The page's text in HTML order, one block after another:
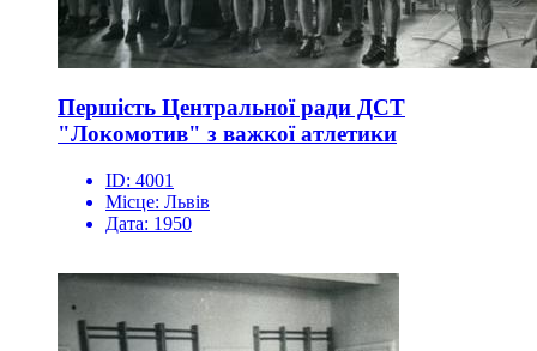
Першість Центральної ради ДСТ
"Локомотив" з важкої атлетики
ID: 4001
Місце: Львів
Дата: 1950